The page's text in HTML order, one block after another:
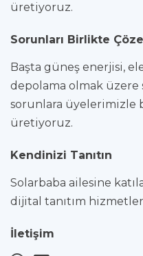
üretiyoruz.
Sorunları Birlikte
Başta güneş enerjisi,
depolama olmak üzere
sorunlara üyelerimizle
üretiyoruz.
Kendinizi Tanıtın
Solarbaba ailesine
dijital tanıtım
İletişim